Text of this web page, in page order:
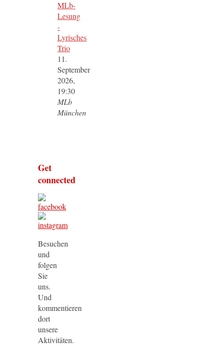
MLb-
Lesung
-
Lyrisches
Trio
11.
September
2026,
19:30
MLb
München
Get
connected
Besuchen
und
folgen
Sie
uns.
Und
kommentieren
dort
unsere
Aktivitäten.